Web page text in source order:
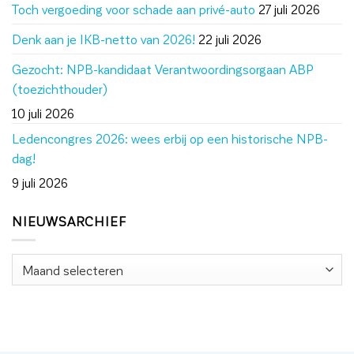
Toch vergoeding voor schade aan privé-auto 27 juli 2026
Denk aan je IKB-netto van 2026! 22 juli 2026
Gezocht: NPB-kandidaat Verantwoordingsorgaan ABP
(toezichthouder)
10 juli 2026
Ledencongres 2026: wees erbij op een historische NPB-
dag!
9 juli 2026
NIEUWSARCHIEF
Nieuwsarchief